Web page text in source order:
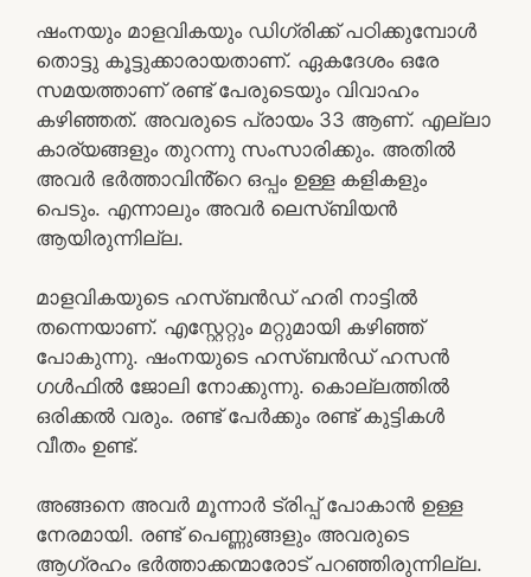
ഷംനയും മാളവികയും ഡിഗ്രിക്ക് പഠിക്കുമ്പോൾ
തൊട്ടു കൂട്ടുക്കാരായതാണ്. ഏകദേശം ഒരേ
സമയത്താണ് രണ്ട് പേരുടെയും വിവാഹം
കഴിഞ്ഞത്. അവരുടെ പ്രായം 33 ആണ്. എല്ലാ
കാര്യങ്ങളും തുറന്നു സംസാരിക്കും. അതിൽ
അവർ ഭർത്താവിൻ്റെ ഒപ്പം ഉള്ള കളികളും
പെടും. എന്നാലും അവർ ലെസ്ബിയൻ
ആയിരുന്നില്ല.
മാളവികയുടെ ഹസ്ബൻഡ് ഹരി നാട്ടിൽ
തന്നെയാണ്. എസ്റ്റേറ്റും മറ്റുമായി കഴിഞ്ഞ്
പോകുന്നു. ഷംനയുടെ ഹസ്ബൻഡ് ഹസൻ
ഗൾഫിൽ ജോലി നോക്കുന്നു. കൊല്ലത്തിൽ
ഒരിക്കൽ വരും. രണ്ട് പേർക്കും രണ്ട് കുട്ടികൾ
വീതം ഉണ്ട്.
അങ്ങനെ അവർ മൂന്നാർ ട്രിപ്പ്‌ പോകാൻ ഉള്ള
നേരമായി. രണ്ട് പെണ്ണുങ്ങളും അവരുടെ
ആഗ്രഹം ഭർത്താക്കന്മാരോട് പറഞ്ഞിരുന്നില്ല.